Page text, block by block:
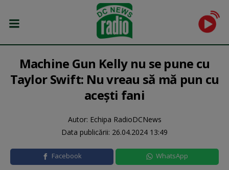
Machine Gun Kelly nu se pune cu
Taylor Swift: Nu vreau să mă pun cu
acești fani
Autor: Echipa RadioDCNews
Data publicării: 26.04.2024 13:49
Facebook WhatsApp